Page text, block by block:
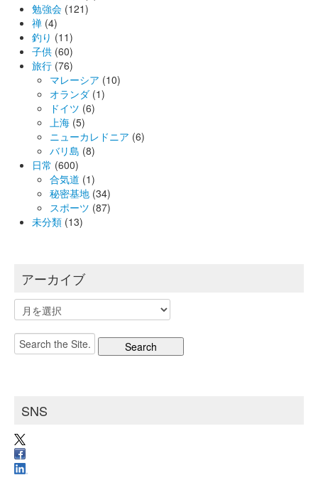
勉強会 (121)
禅 (4)
釣り (11)
子供 (60)
旅行 (76)
マレーシア (10)
オランダ (1)
ドイツ (6)
上海 (5)
ニューカレドニア (6)
バリ島 (8)
日常 (600)
合気道 (1)
秘密基地 (34)
スポーツ (87)
未分類 (13)
アーカイブ
ア
ー
カ
イ
Search
for:
SNS